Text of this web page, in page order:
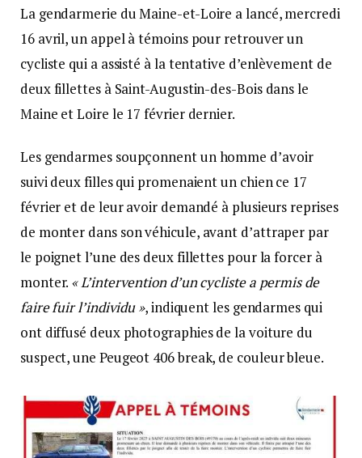
La gendarmerie du Maine-et-Loire a lancé, mercredi
16 avril, un appel à témoins pour retrouver un
cycliste qui a assisté à la tentative d’enlèvement de
deux fillettes à Saint-Augustin-des-Bois dans le
Maine et Loire le 17 février dernier.
Les gendarmes soupçonnent un homme d’avoir
suivi deux filles qui promenaient un chien ce 17
février et de leur avoir demandé à plusieurs reprises
de monter dans son véhicule, avant d’attraper par
le poignet l’une des deux fillettes pour la forcer à
monter. « L’intervention d’un cycliste a permis de
faire fuir l’individu », indiquent les gendarmes qui
ont diffusé deux photographies de la voiture du
suspect, une Peugeot 406 break, de couleur bleue.